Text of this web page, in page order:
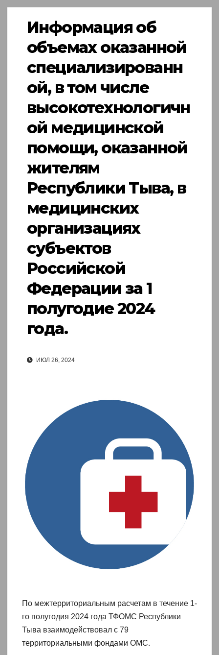
Информация об
объемах оказанной
специализированн
ой, в том числе
высокотехнологичн
ой медицинской
помощи, оказанной
жителям
Республики Тыва, в
медицинских
организациях
субъектов
Российской
Федерации за 1
полугодие 2024
года.
ИЮЛ 26, 2024
По межтерриториальным расчетам в течение 1-
го полугодия 2024 года ТФОМС Республики
Тыва взаимодействовал с 79
территориальными фондами ОМС.